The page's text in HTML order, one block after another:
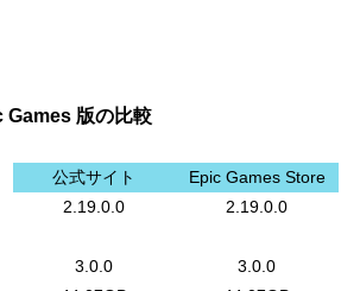
Games 版の比較
公式サイト
Epic Games Store
2.19.0.0 2.19.0.0
3.0.0
3.0.0